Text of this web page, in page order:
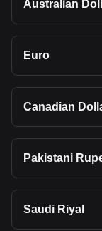
Australian
Euro
Canadian
Pakistani
Saudi Riyal